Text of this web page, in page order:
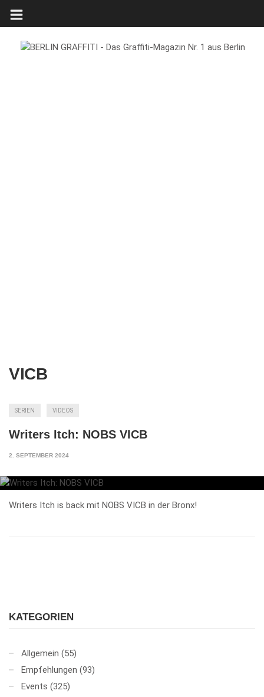
VICB
SERIEN VIDEOS
Writers Itch: NOBS VICB
2. SEPTEMBER 2024
Writers Itch is back mit NOBS VICB in der Bronx!
KATEGORIEN
Allgemein (55)
Empfehlungen (93)
Events (325)